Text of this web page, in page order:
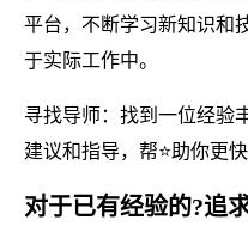
平台，不断学习新知识和
于实际工作中。
寻找导师：找到一位经验
建议和指导，帮⭐助你更快
对于已有经验的?追